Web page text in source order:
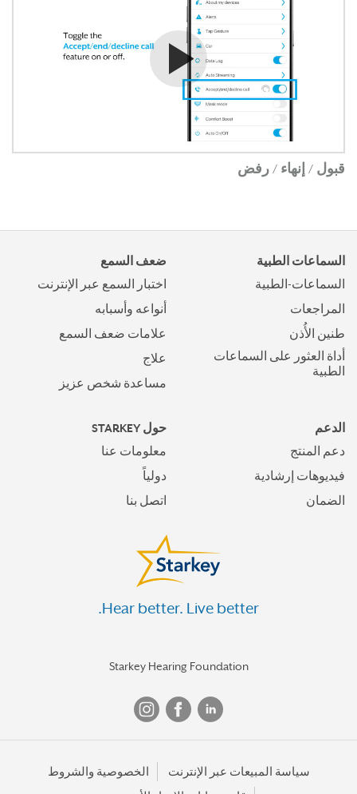
شاهد الفيديو
قبول / إنهاء / رفض
السماعات الطبية
السماعات-الطبية
المراجعات
طنين الأُذن
أداة العثور على السماعات
الطبية
ضعف السمع
اختبار السمع عبر الإنترنت
أنواعه وأسبابه
علامات ضعف السمع
علاج
مساعدة شخص عزيز
الدعم
دعم المنتج
فيديوهات إرشادية
الضمان
حول STARKEY
معلومات عنا
دولياً
اتصل بنا
Hear better. Live better.
Starkey Hearing Foundation
سياسة المبيعات عبر الإنترنت الخصوصية والشروط